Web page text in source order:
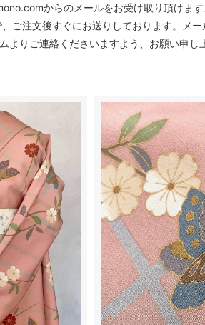
からのメールをお受け取り頂けま
ご注文後すぐにお送りしております。メ
よりご連絡くださいますよう、お願い申し